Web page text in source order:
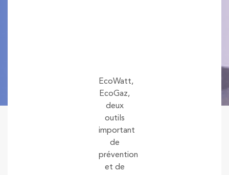
EcoWatt,
EcoGaz,
deux
outils
important
de
prévention
et de